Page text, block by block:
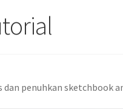
penuhkan sketchbook